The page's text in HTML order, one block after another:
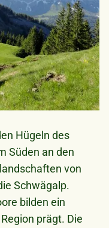
Hügeln des
Süden an den
von
Schwägalp.
bilden ein
prägt. Die